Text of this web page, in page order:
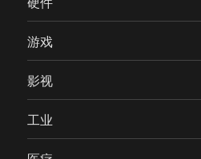
游戏
影视
工业